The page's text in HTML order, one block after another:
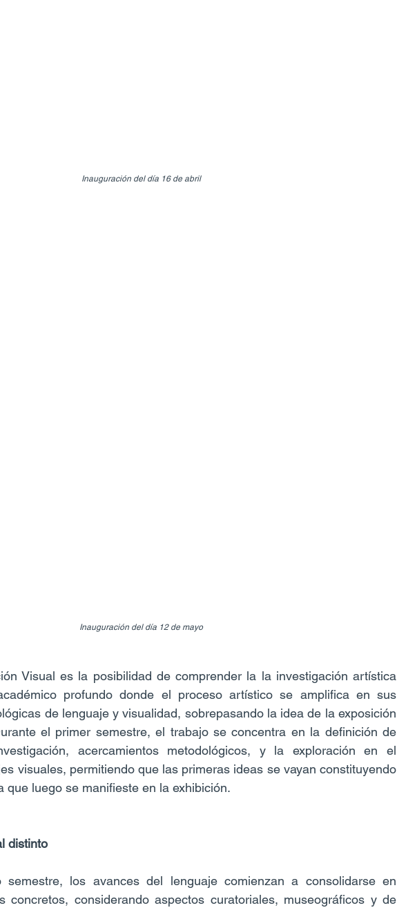
Inauguración del día 16 de abril
Inauguración del día 12 de mayo
Visual es la posibilidad de comprender la la investigación artística
profundo donde el proceso artístico se amplifica en sus
de lenguaje y visualidad, sobrepasando la idea de la exposición
el primer semestre, el trabajo se concentra en la definición de
acercamientos metodológicos, y la exploración en el
visuales, permitiendo que las primeras ideas se vayan constituyendo
que luego se manifieste en la exhibición.
distinto
semestre, los avances del lenguaje comienzan a consolidarse en
concretos, considerando aspectos curatoriales, museográficos y de